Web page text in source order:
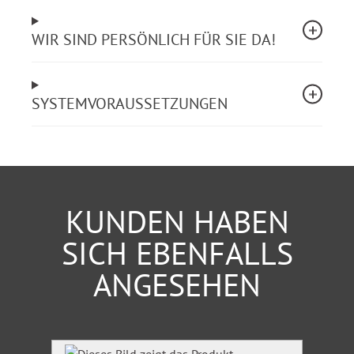
Inklusive 3 Lizenzen
Der angegebene Preis umfasst die Zugangsrechte für
Überzeugen Sie sich selbst im 24-Stunden-Test!
WIR SIND PERSÖNLICH FÜR SIE DA!
SYSTEMVORAUSSETZUNGEN
KUNDEN HABEN
SICH EBENFALLS
ANGESEHEN
Produktgalerie überspringen